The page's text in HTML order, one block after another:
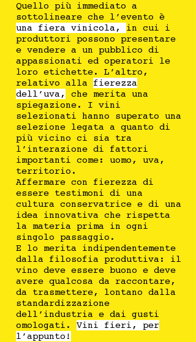
Quello più immediato a
sottolineare che l’evento è
una fiera vinicola, in cui i
produttori possono presentare
e vendere a un pubblico di
appassionati ed operatori le
loro etichette. L’altro,
relativo alla fierezza
dell’uva,
che merita una
spiegazione. I vini
selezionati hanno superato una
selezione legata a quanto di
più vicino ci sia tra
l’interazione di fattori
importanti come: uomo, uva,
territorio.
Affermare con fierezza di
essere testimoni di una
cultura conservatrice e di una
idea innovativa che rispetta
la materia prima in ogni
singolo passaggio.
E lo merita indipendentemente
dalla filosofia produttiva: il
vino deve essere buono e deve
avere qualcosa da raccontare,
da trasmettere, lontano dalla
standardizzazione
dell’industria e dai gusti
omologati. Vini fieri, per
l’appunto!